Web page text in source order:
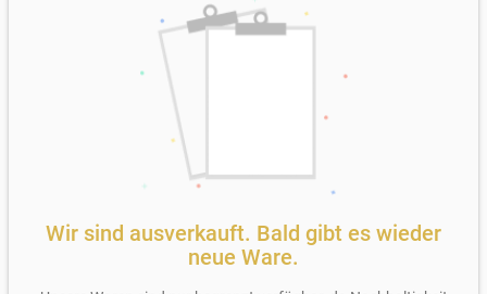
dieser Seite
Wir sind ausverkauft. Bald gibt es wieder
neue Ware.